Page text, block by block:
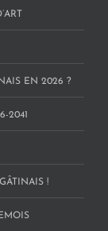
EN 2026 ?
2041
!